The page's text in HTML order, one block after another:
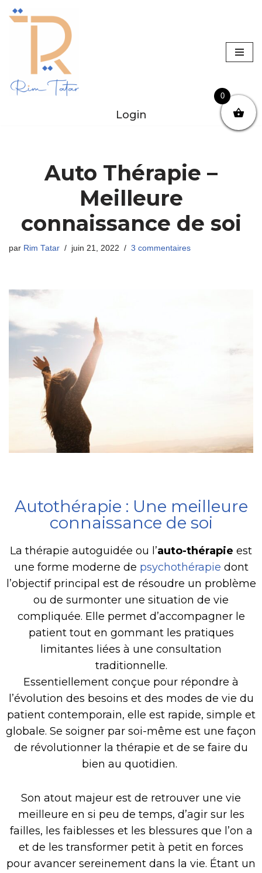
Login
Auto Thérapie –
Meilleure
connaissance de soi
par Rim Tatar juin 21, 2022 3 commentaires
Autothérapie : Une meilleure
connaissance de soi
La thérapie autoguidée ou l’auto-thérapie est
une forme moderne de psychothérapie dont
l’objectif principal est de résoudre un problème
ou de surmonter une situation de vie
compliquée. Elle permet d’accompagner le
patient tout en gommant les pratiques
limitantes liées à une consultation
traditionnelle.
Essentiellement conçue pour répondre à
l’évolution des besoins et des modes de vie du
patient contemporain, elle est rapide, simple et
globale. Se soigner par soi-même est une façon
de révolutionner la thérapie et de se faire du
bien au quotidien.
Son atout majeur est de retrouver une vie
meilleure en si peu de temps, d’agir sur les
failles, les faiblesses et les blessures que l’on a
et de les transformer petit à petit en forces
pour avancer sereinement dans la vie. Étant un
0